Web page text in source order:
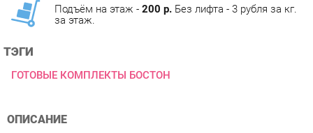
ТЭГИ
ОПИСАНИЕ
неповторимого стиля. Отличительная особенность коллекции